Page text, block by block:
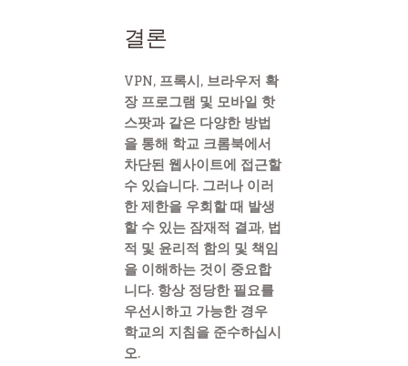
결론
VPN, 프록시, 브라우저 확
장 프로그램 및 모바일 핫
스팟과 같은 다양한 방법
을 통해 학교 크롬북에서
차단된 웹사이트에 접근할
수 있습니다. 그러나 이러
한 제한을 우회할 때 발생
할 수 있는 잠재적 결과, 법
적 및 윤리적 함의 및 책임
을 이해하는 것이 중요합
니다. 항상 정당한 필요를
우선시하고 가능한 경우
학교의 지침을 준수하십시
오.